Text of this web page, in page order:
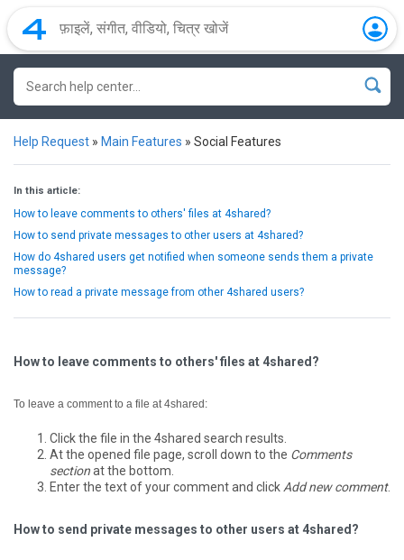
Help Request » Main Features » Social Features
In this article:
How to leave comments to others' files at 4shared?
How to send private messages to other users at 4shared?
How do 4shared users get notified when someone sends them a private
message?
How to read a private message from other 4shared users?
How to leave comments to others' files at 4shared?
To leave a comment to a file at 4shared:
Click the file in the 4shared search results.
At the opened file page, scroll down to the Comments
sectionat the bottom.
Enter the text of your comment and click Add new comment.
How to send private messages to other users at 4shared?